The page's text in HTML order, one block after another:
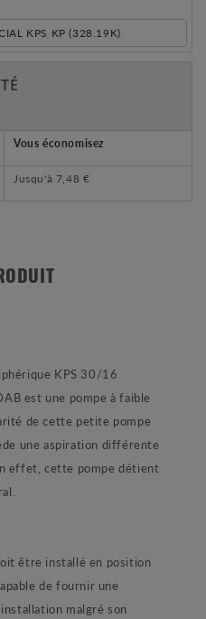
KPS KP (328.19K)
Vous économisez
Jusqu'à 7,48 €
KPS 30/16
est une pompe à faible
de cette petite pompe
une aspiration différente
effet, cette pompe détient
être installé en position
de fournir une
malgré son